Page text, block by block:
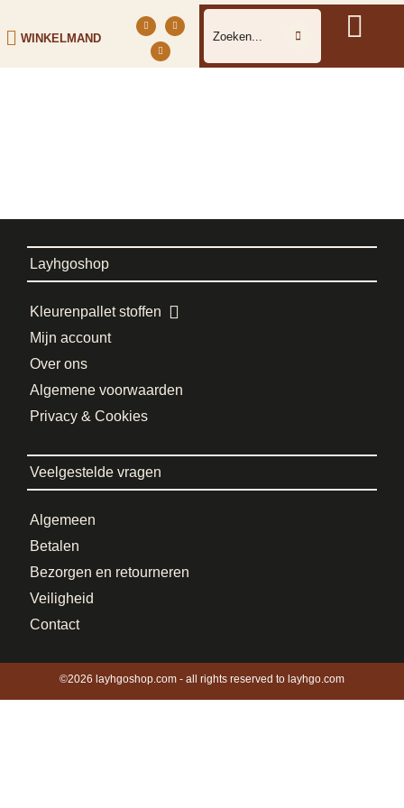
WINKELMAND
Layhgoshop
Kleurenpallet stoffen
Mijn account
Over ons
Algemene voorwaarden
Privacy & Cookies
Veelgestelde vragen
Algemeen
Betalen
Bezorgen en retourneren
Veiligheid
Contact
©2026 layhgoshop.com - all rights reserved to layhgo.com